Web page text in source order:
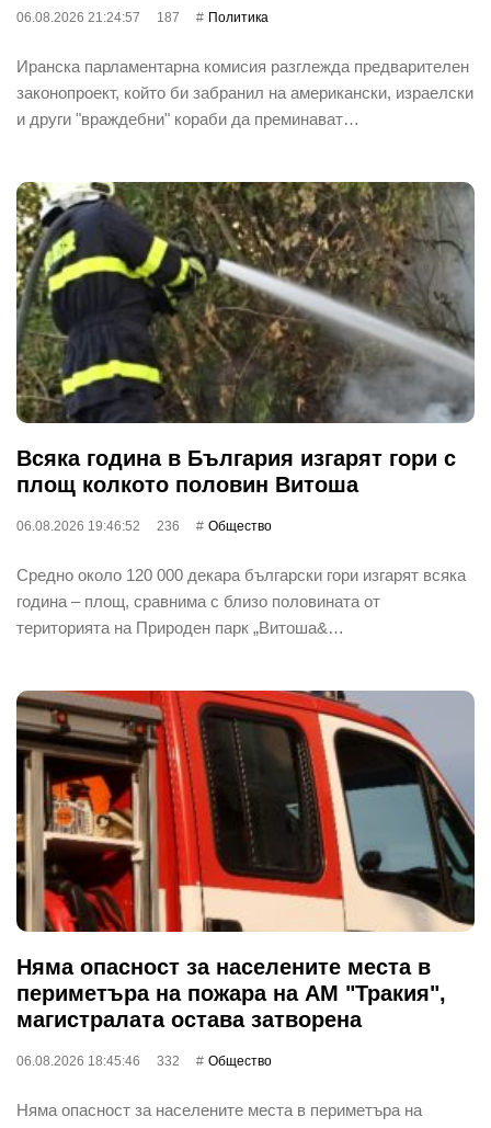
06.08.2026 21:24:57 187 Политика
Иранска парламентарна комисия разглежда предварителен
законопроект, който би забранил на американски, израелски
и други "враждебни" кораби да преминават…
Всяка година в България изгарят гори с
площ колкото половин Витоша
06.08.2026 19:46:52 236 Общество
Средно около 120 000 декара български гори изгарят всяка
година – площ, сравнима с близо половината от
територията на Природен парк „Витоша&…
Няма опасност за населените места в
периметъра на пожара на АМ "Тракия",
магистралата остава затворена
06.08.2026 18:45:46 332 Общество
Няма опасност за населените места в периметъра на